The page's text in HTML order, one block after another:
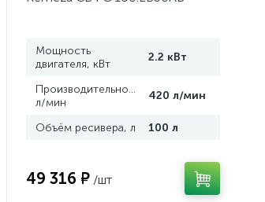
Мощность
двигателя, кВт
2.2 кВт
Производительность,
л/мин
420 л/мин
Объём ресивера, л 100 л
49 316 ₽ /шт